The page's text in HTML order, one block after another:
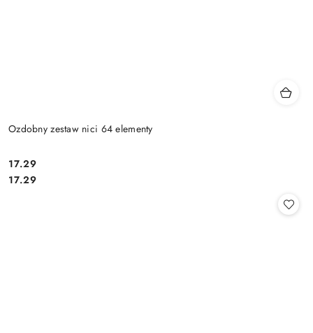
Ozdobny zestaw nici 64 elementy
Cena:
17.29
Cena:
17.29